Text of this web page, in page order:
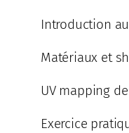
Introduction
Matériaux et
UV mapping
Exercice